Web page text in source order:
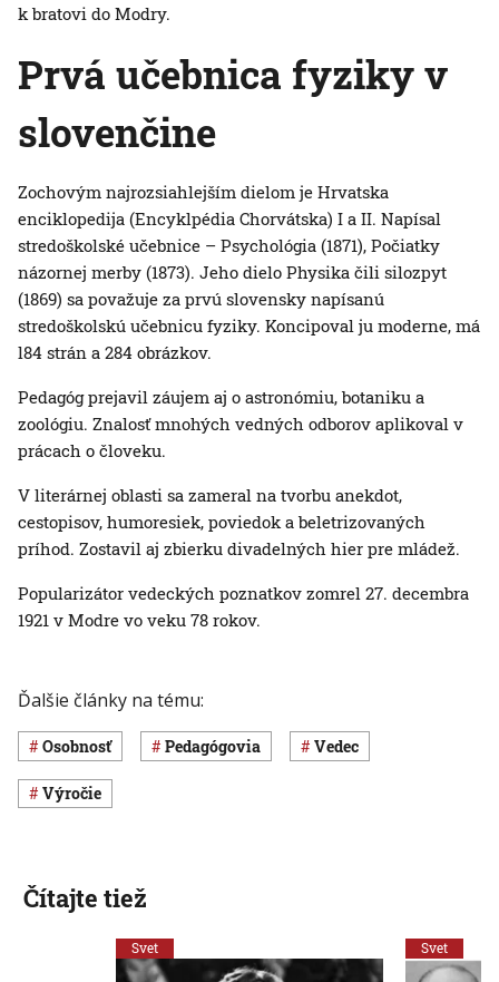
k bratovi do Modry.
Prvá učebnica fyziky v
slovenčine
Zochovým najrozsiahlejším dielom je Hrvatska
enciklopedija (Encyklpédia Chorvátska) I a II. Napísal
stredoškolské učebnice – Psychológia (1871), Počiatky
názornej merby (1873). Jeho dielo Physika čili silozpyt
(1869) sa považuje za prvú slovensky napísanú
stredoškolskú učebnicu fyziky. Koncipoval ju moderne, má
l84 strán a 284 obrázkov.
Pedagóg prejavil záujem aj o astronómiu, botaniku a
zoológiu. Znalosť mnohých vedných odborov aplikoval v
prácach o človeku.
V literárnej oblasti sa zameral na tvorbu anekdot,
cestopisov, humoresiek, poviedok a beletrizovaných
príhod. Zostavil aj zbierku divadelných hier pre mládež.
Popularizátor vedeckých poznatkov zomrel 27. decembra
1921 v Modre vo veku 78 rokov.
Ďalšie články na tému:
osobnosť pedagógovia vedec
výročie
Čítajte tiež
Svet Svet